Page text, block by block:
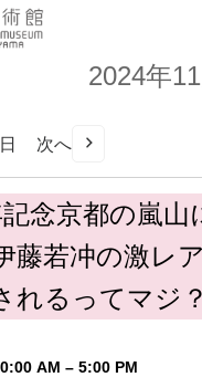
2024年
次へ
念京都の嵐山
藤若冲の激レ
れるってマジ
AM – 5:00 PM